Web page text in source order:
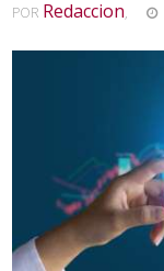
POR Redaccion,